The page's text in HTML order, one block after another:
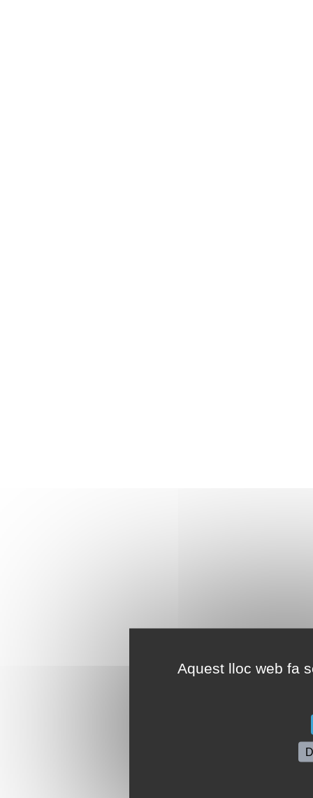
Aquest lloc web fa